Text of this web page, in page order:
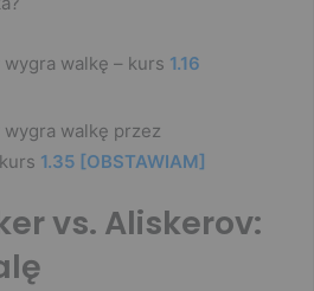
walkę – kurs 1.16
walkę przez
1.35 [OBSTAWIAM]
vs. Aliskerov: